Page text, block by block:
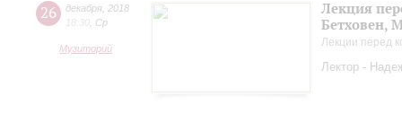
26 декабря 2018
18:30 Ср
Музиторий
Лекция
Бетховен,
Лекции перед
Лектор -